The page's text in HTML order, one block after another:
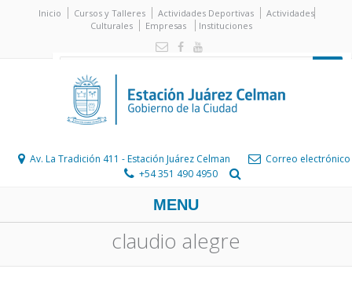
Inicio Cursos y Talleres Actividades Deportivas
Actividades
Culturales
Empresas Instituciones
Av. La Tradición 411 - Estación Juárez Celman
Correo electrónico
+54 351 490 4950
MENU
claudio alegre